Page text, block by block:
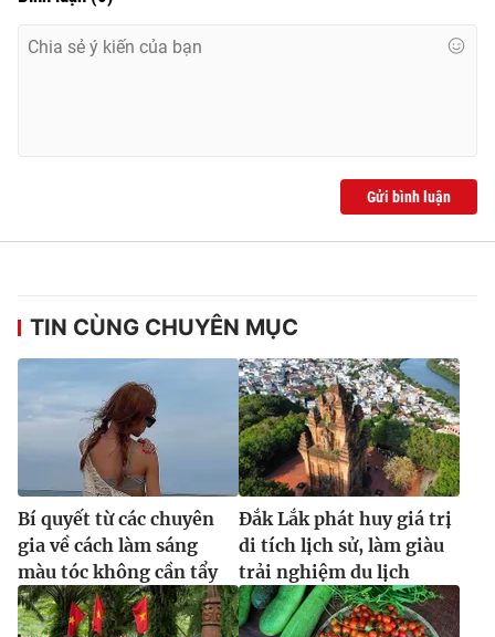
Gửi bình luận
TIN CÙNG CHUYÊN MỤC
Bí quyết từ các chuyên
gia về cách làm sáng
màu tóc không cần tẩy
Đắk Lắk phát huy giá trị
di tích lịch sử, làm giàu
trải nghiệm du lịch